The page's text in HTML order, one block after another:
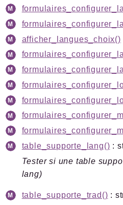
afficher_langues_choix()
table_supporte_lang() :
Tester si une table
lang)
table_supporte_trad() :